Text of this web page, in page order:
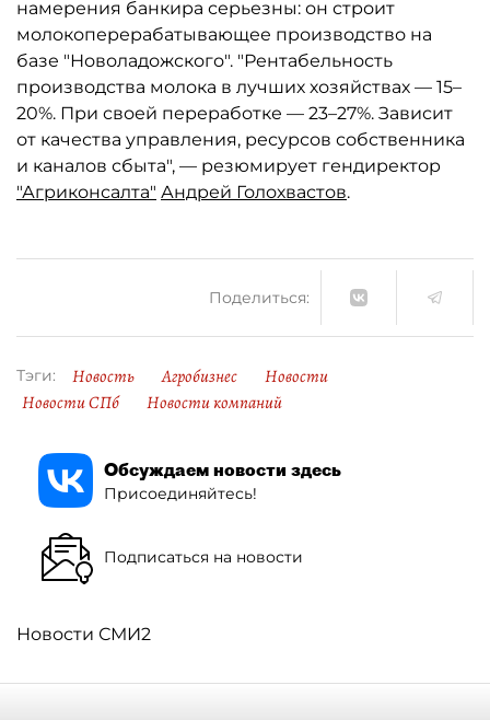
намерения банкира серьезны: он строит
молокоперерабатывающее производство на
базе "Новоладожского". "Рентабельность
производства молока в лучших хозяйствах — 15–
20%. При своей переработке — 23–27%. Зависит
от качества управления, ресурсов собственника
и каналов сбыта", — резюмирует гендиректор
"Агриконсалта" Андрей Голохвастов.
Поделиться:
Тэги: Новость Агробизнес
Новости
Новости СПб
Новости компаний
Обсуждаем новости здесь
Присоединяйтесь!
Подписаться на новости
Новости СМИ2